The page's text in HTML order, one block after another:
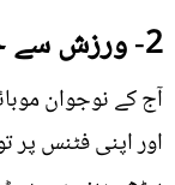
2- ورزش سے جی چرانا
آج کے نوجوان
اور اپنی فٹنس پر